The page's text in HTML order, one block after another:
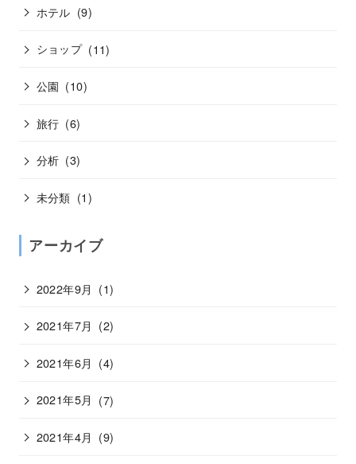
ホテル (9)
ショップ (11)
公園 (10)
旅行 (6)
分析 (3)
未分類 (1)
アーカイブ
2022年9月 (1)
2021年7月 (2)
2021年6月 (4)
2021年5月 (7)
2021年4月 (9)